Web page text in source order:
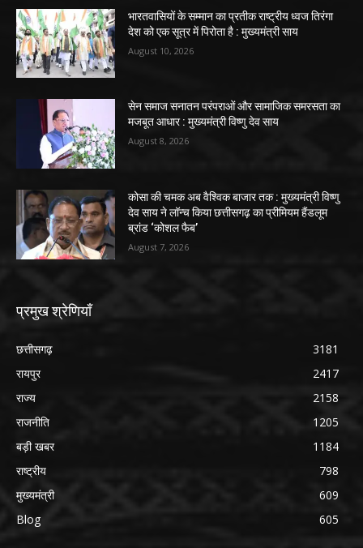
भारतवासियों के सम्मान का प्रतीक राष्ट्रीय ध्वज तिरंगा
देश को एक सूत्र में पिरोता है : मुख्यमंत्री साय
August 10, 2026
सेन समाज सनातन परंपराओं और सामाजिक समरसता का
मजबूत आधार : मुख्यमंत्री विष्णु देव साय
August 8, 2026
कोसा की चमक अब वैश्विक बाजार तक : मुख्यमंत्री विष्णु
देव साय ने लॉन्च किया छत्तीसगढ़ का प्रीमियम हैंडलूम
ब्रांड ‘कोशल फैब’
August 7, 2026
प्रमुख श्रेणियाँ
छत्तीसगढ़
3181
रायपुर
2417
राज्य
2158
राजनीति
1205
बड़ी खबर
1184
राष्ट्रीय
798
मुख्यमंत्री
609
Blog
605